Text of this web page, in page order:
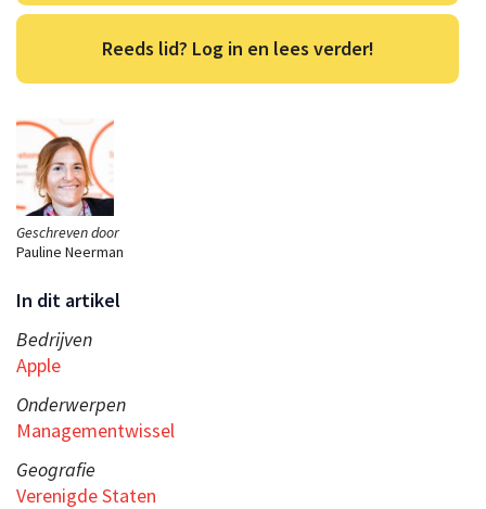
Geschreven door
Pauline Neerman
In dit artikel
Bedrijven
Apple
Onderwerpen
Managementwissel
Geografie
Verenigde Staten
Reeds lid? Log in en lees verder!